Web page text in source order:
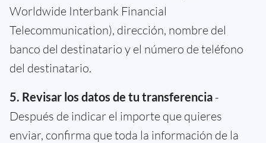
Worldwide Interbank Financial
Telecommunication), dirección, nombre del
banco del destinatario y el número de teléfono
del destinatario.
5. Revisar los datos de tu transferencia -
Después de indicar el importe que quieres
enviar, confirma que toda la información de la